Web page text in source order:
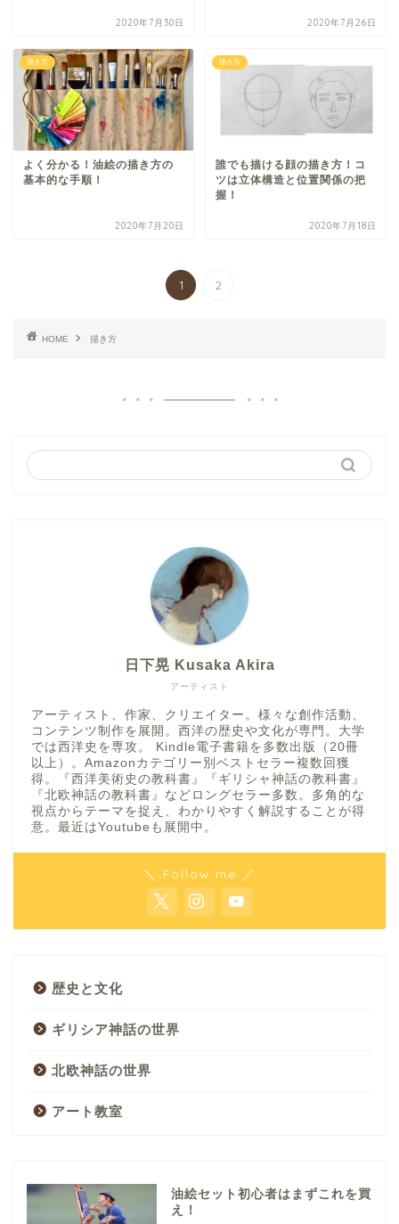
2020年7月30日 2020年7月26日
描き方
よく分かる！油絵の描き方の
基本的な手順！
2020年7月20日
描き方
誰でも描ける顔の描き方！コ
ツは立体構造と位置関係の把
握！
2020年7月18日
1 2
HOME 描き方
アーティスト
日下晃 Kusaka Akira
アーティスト、作家、クリエイター。様々な創作活動、
コンテンツ制作を展開。西洋の歴史や文化が専門。大学
では西洋史を専攻。 Kindle電子書籍を多数出版（20冊
以上）。Amazonカテゴリー別ベストセラー複数回獲
得。『西洋美術史の教科書』『ギリシャ神話の教科書』
『北欧神話の教科書』などロングセラー多数。多角的な
視点からテーマを捉え、わかりやすく解説することが得
意。最近はYoutubeも展開中。
＼ Follow me ／
歴史と文化
ギリシア神話の世界
北欧神話の世界
アート教室
油絵セット初心者はまずこれを買
え！